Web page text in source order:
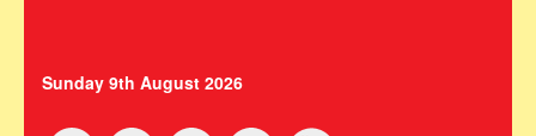
Sunday 9th August 2026